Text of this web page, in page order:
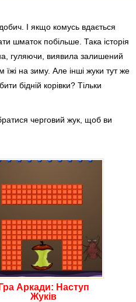
І якщо комусь вдається
шматок побільше. Така історія
гуляючи, виявила залишений
їжі на зиму. Але інші жуки тут же
бідній корівки? Тільки
черговий жук, щоб ви
Гра Аркади: Наступ
Жуків